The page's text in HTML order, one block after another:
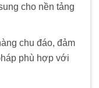
cho nền tảng
chu đáo, đảm
phù hợp với